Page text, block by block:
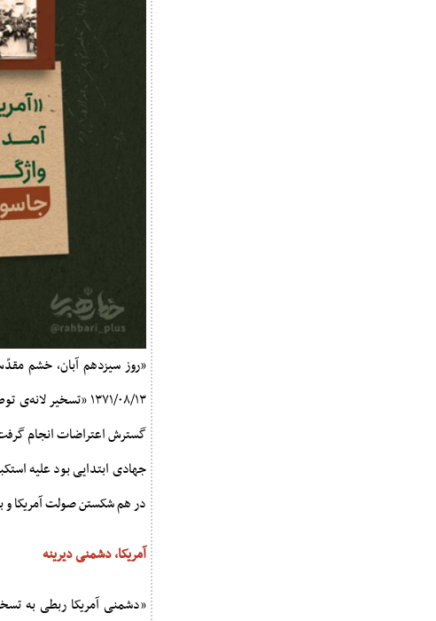
«روز سیزدهم آبان، خشم
۱۳۷۱/۰۸/۱۳
گسترش‌ اعتراضات‌ انجام‌
جهادی‌ ابتدایی‌ بود علیه‌
در هم‌ شکستن‌ صولت‌ آمریکا و
آمریکا، دشمنی دیرینه
«دشمنی آمریکا ربطی به